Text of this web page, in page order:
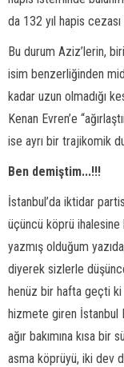
da 132 yıl hapis
Bu durum Aziz’lerin,
isim benzerliğinden
kadar uzun olmadığı
Kenan Evren’e
ise ayrı bir trajikomik
Ben demiştim...!!!
İstanbul’da iktidar
üçüncü köprü ihalesine
yazmış olduğum
diyerek sizlerle
henüz bir hafta geçti ki
hizmete giren İstanbul
ağır bakımına kısa bir
asma köprüyü, iki dev